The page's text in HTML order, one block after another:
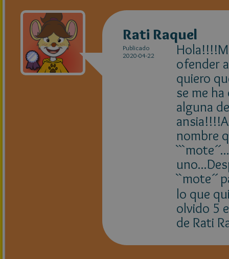
Rati Raquel
Publicado
2020-04-22
ofender
quiero
se me
alguna
nombre
``mote´´
lo que
olvido 5
de Rati